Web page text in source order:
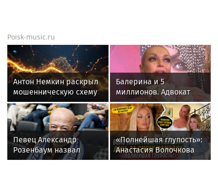
Poisk-music.ru
Антон Немкин раскрыл
мошенническую схему
с фейковыми сайтами
ЦБ
Балерина и 5
миллионов. Адвокат
Бенхин раскрыл, кто
должен Волочковой
денег
Певец Александр
Розенбаум назвал
Любовь Орлову
«Полнейшая глупость»:
Анастасия Волочкова
осудила дочь за отказ